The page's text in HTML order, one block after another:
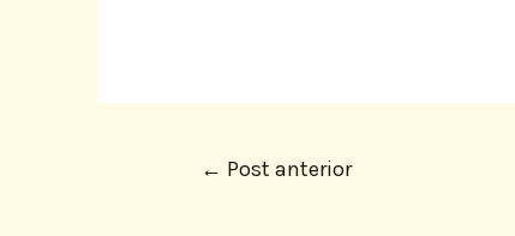
← Post anterior